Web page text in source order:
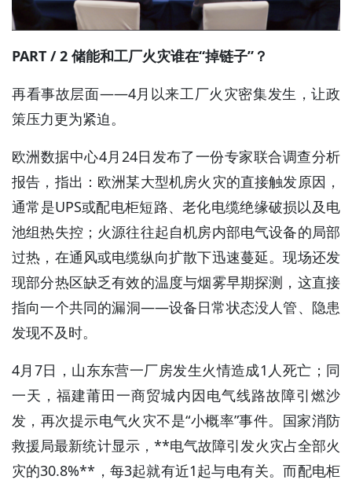
PART / 2 储能和工厂火灾谁在“掉链子”？
再看事故层面——4月以来工厂火灾密集发生，让政
策压力更为紧迫。
欧洲数据中心4月24日发布了一份专家联合调查分析
报告，指出：欧洲某大型机房火灾的直接触发原因，
通常是UPS或配电柜短路、老化电缆绝缘破损以及电
池组热失控；火源往往起自机房内部电气设备的局部
过热，在通风或电缆纵向扩散下迅速蔓延。现场还发
现部分热区缺乏有效的温度与烟雾早期探测，这直接
指向一个共同的漏洞——设备日常状态没人管、隐患
发现不及时。
4月7日，山东东营一厂房发生火情造成1人死亡；同
一天，福建莆田一商贸城内因电气线路故障引燃沙
发，再次提示电气火灾不是“小概率”事件。国家消防
救援局最新统计显示，**电气故障引发火灾占全部火
灾的30.8%**，每3起就有近1起与电有关。而配电柜